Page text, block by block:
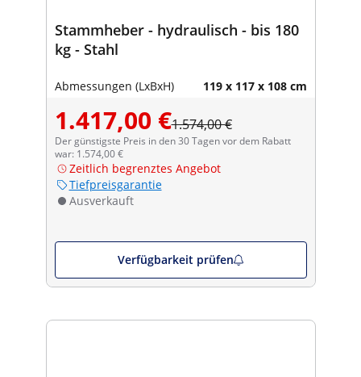
Stammheber - hydraulisch - bis 180
kg - Stahl
Abmessungen (LxBxH) 119 x 117 x 108 cm
1.417,00 €1.574,00 €
Der günstigste Preis in den 30 Tagen vor dem Rabatt
war: 1.574,00 €
Zeitlich begrenztes Angebot
Tiefpreisgarantie
Ausverkauft
Verfügbarkeit prüfen